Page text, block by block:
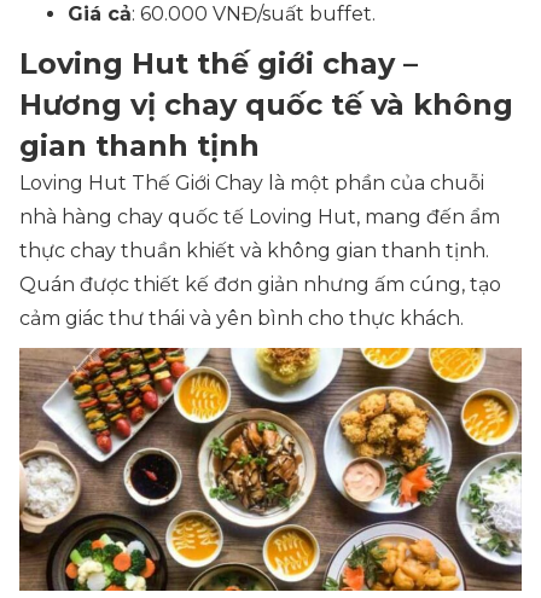
Giá cả: 60.000 VNĐ/suất buffet.
Loving Hut thế giới chay –
Hương vị chay quốc tế và không
gian thanh tịnh
Loving Hut Thế Giới Chay là một phần của chuỗi
nhà hàng chay quốc tế Loving Hut, mang đến ẩm
thực chay thuần khiết và không gian thanh tịnh.
Quán được thiết kế đơn giản nhưng ấm cúng, tạo
cảm giác thư thái và yên bình cho thực khách.